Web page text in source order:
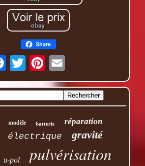
Share
modèle batterie réparation
électrique gravité
u-pol pulvérisation